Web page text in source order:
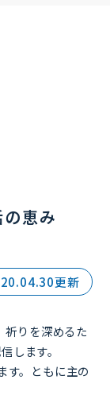
恵み
更新
祈りを深めるた
します。
す。ともに主の